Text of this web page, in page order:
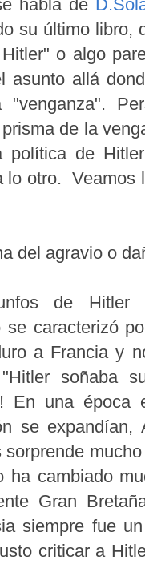
habla de
su último
o algo
asunto allá
de la
política de
lo otro. Veamos
del agravio o
de Hitler
caracterizó
a Francia y
soñaba
En una época
se expandían,
ha cambiado
Gran
siempre fue
criticar a